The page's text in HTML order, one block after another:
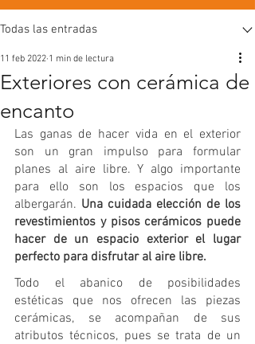
Todas las entradas
Exteriores con cerámica de
encanto
11 feb 2022 1 min de lectura
Las ganas de hacer vida en el exterior
son un gran impulso para formular
planes al aire libre. Y algo importante
para ello son los espacios que los
albergarán. Una cuidada elección de los
revestimientos y pisos cerámicos puede
hacer de un espacio exterior el lugar
perfecto para disfrutar al aire libre.
Todo el abanico de posibilidades
estéticas que nos ofrecen las piezas
cerámicas, se acompañan de sus